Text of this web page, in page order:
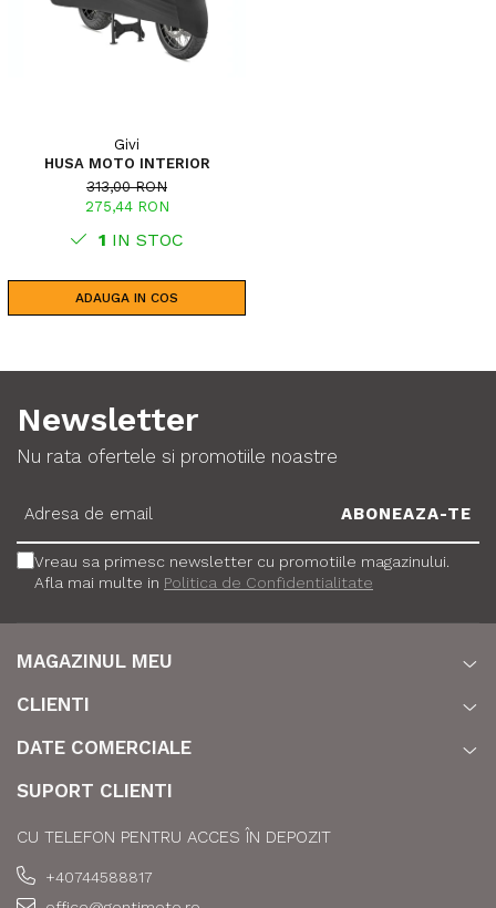
Givi
HUSA MOTO INTERIOR
313,00 RON
275,44 RON
1 IN STOC
ADAUGA IN COS
Newsletter
Nu rata ofertele si promotiile noastre
Vreau sa primesc newsletter cu promotiile magazinului.
Afla mai multe in Politica de Confidentialitate
MAGAZINUL MEU
CLIENTI
DATE COMERCIALE
SUPORT CLIENTI
CU TELEFON PENTRU ACCES ÎN DEPOZIT
+40744588817